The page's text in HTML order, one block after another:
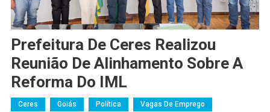
Prefeitura De Ceres Realizou
Reunião De Alinhamento Sobre A
Reforma Do IML
Ceres Goiás Política Vagas De Emprego